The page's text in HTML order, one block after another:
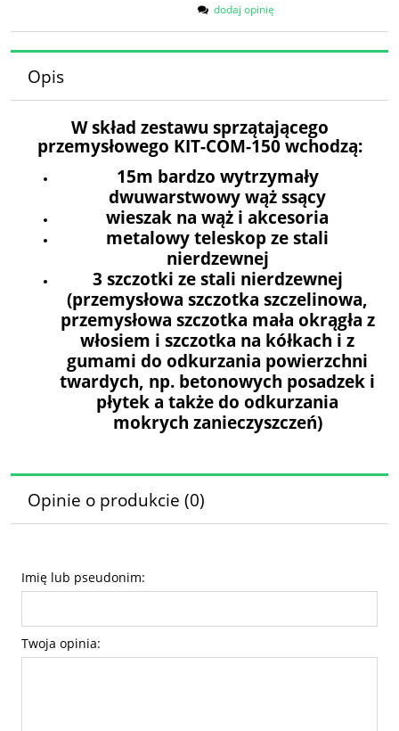
dodaj opinię
Opis
W skład zestawu sprzątającego
przemysłowego KIT-COM-150 wchodzą:
15m bardzo wytrzymały
dwuwarstwowy wąż ssący
wieszak na wąż i akcesoria
metalowy teleskop ze stali
nierdzewnej
3 szczotki ze stali nierdzewnej
(przemysłowa szczotka szczelinowa,
przemysłowa szczotka mała okrągła z
włosiem i szczotka na kółkach i z
gumami do odkurzania powierzchni
twardych, np. betonowych posadzek i
płytek a także do odkurzania
mokrych zanieczyszczeń)
Opinie o produkcie (0)
Imię lub pseudonim:
Twoja opinia: